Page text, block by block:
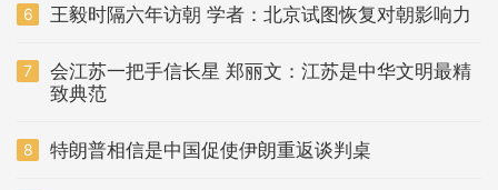
6 王毅时隔六年访朝 学者：北京试图恢复对朝影响力
7
会江苏一把手信长星 郑丽文：江苏是中华文明最精
致典范
8 特朗普相信是中国促使伊朗重返谈判桌